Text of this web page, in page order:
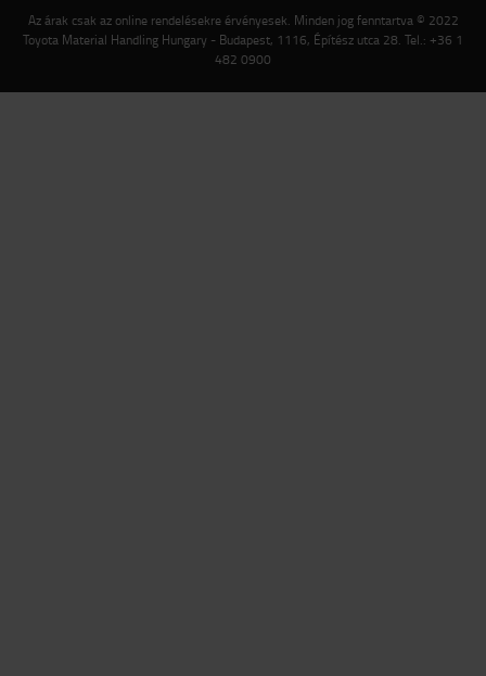
Az árak csak az online rendelésekre érvényesek. Minden jog fenntartva © 2022
Toyota Material Handling Hungary - Budapest, 1116, Építész utca 28. Tel.: +36 1
482 0900